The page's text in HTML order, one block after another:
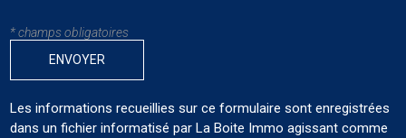
* champs obligatoires
ENVOYER
Les informations recueillies sur ce formulaire sont enregistrées
dans un fichier informatisé par La Boite Immo agissant comme